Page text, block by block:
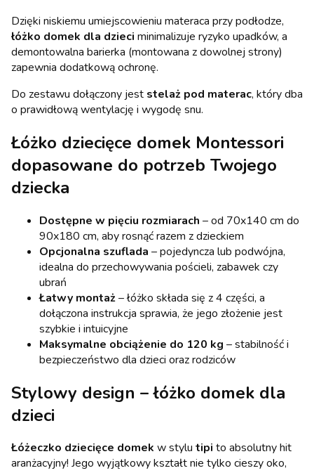
Dzięki niskiemu umiejscowieniu materaca przy podłodze,
łóżko domek dla dzieci minimalizuje ryzyko upadków, a
demontowalna barierka (montowana z dowolnej strony)
zapewnia dodatkową ochronę.
Do zestawu dołączony jest stelaż pod materac, który dba
o prawidłową wentylację i wygodę snu.
Łóżko dziecięce domek Montessori
dopasowane do potrzeb Twojego
dziecka
Dostępne w pięciu rozmiarach – od 70x140 cm do
90x180 cm, aby rosnąć razem z dzieckiem
Opcjonalna szuflada – pojedyncza lub podwójna,
idealna do przechowywania pościeli, zabawek czy
ubrań
Łatwy montaż– łóżko składa się z 4 części, a
dołączona instrukcja sprawia, że jego złożenie jest
szybkie i intuicyjne
Maksymalne obciążenie do 120 kg – stabilność i
bezpieczeństwo dla dzieci oraz rodziców
Stylowy design – łóżko domek dla
dzieci
Łóżeczko dziecięce domek w stylu tipi to absolutny hit
aranżacyjny! Jego wyjątkowy kształt nie tylko cieszy oko,